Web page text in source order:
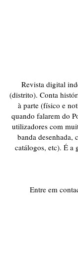
Revista digital
(distrito). Conta
à parte (físico e
quando falarem do
utilizadores com
banda desenhada,
catálogos, etc). É a
Entre em